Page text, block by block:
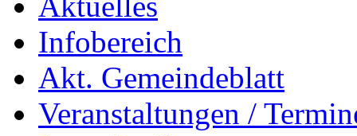
Infobereich
Akt. Gemeindeblatt
Veranstaltungen /